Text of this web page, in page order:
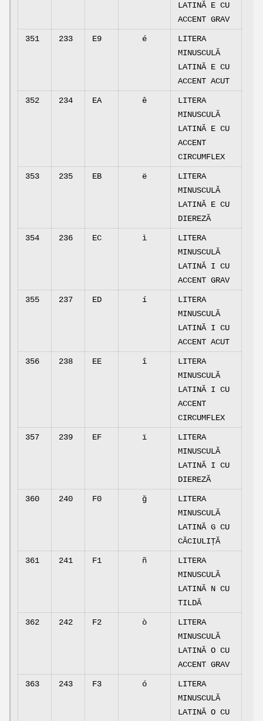
LATINĂ E CU
ACCENT GRAV
351 233 E9 é
LITERA
MINUSCULĂ
LATINĂ E CU
ACCENT ACUT
352 234 EA ê
LITERA
MINUSCULĂ
LATINĂ E CU
ACCENT
CIRCUMFLEX
353 235 EB ë
LITERA
MINUSCULĂ
LATINĂ E CU
DIEREZĂ
354 236 EC ì
LITERA
MINUSCULĂ
LATINĂ I CU
ACCENT GRAV
355 237 ED í
LITERA
MINUSCULĂ
LATINĂ I CU
ACCENT ACUT
356 238 EE î
LITERA
MINUSCULĂ
LATINĂ I CU
ACCENT
CIRCUMFLEX
357 239 EF ï
LITERA
MINUSCULĂ
LATINĂ I CU
DIEREZĂ
360 240 F0 ğ
LITERA
MINUSCULĂ
LATINĂ G CU
CĂCIULIȚĂ
361 241 F1 ñ
LITERA
MINUSCULĂ
LATINĂ N CU
TILDĂ
362 242 F2 ò
LITERA
MINUSCULĂ
LATINĂ O CU
ACCENT GRAV
363 243 F3 ó
LITERA
MINUSCULĂ
LATINĂ O CU